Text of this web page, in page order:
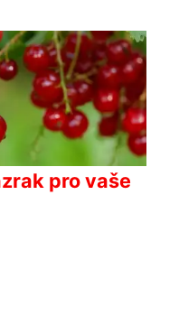
pro vaše